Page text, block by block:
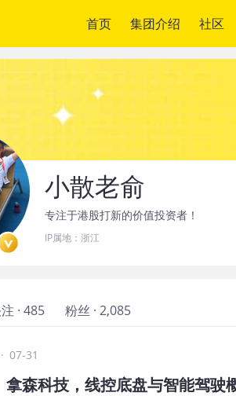
首页 集团介绍 社区
小散老俞
专注于港股打新的价值投资者！
IP属地： 浙江
· 485 粉丝 · 2,085
· 07-31
拿森科技，线控底盘与智能驾